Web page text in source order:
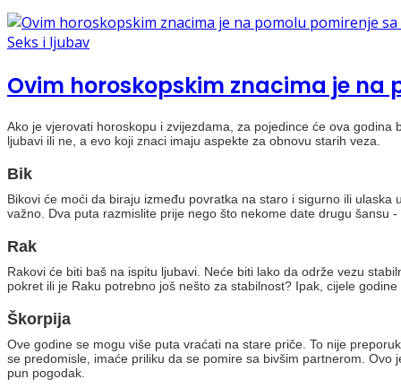
Seks i ljubav
Ovim horoskopskim znacima je
Ako je vjerovati horoskopu i zvijezdama, za pojedince će ova
ljubavi ili ne, a evo koji znaci imaju aspekte za obnovu starih veza.
Bik
Bikovi će moći da biraju između povratka na staro i sigurno ili
važno. Dva puta razmislite prije nego što nekome date drugu šansu
Rak
Rakovi će biti baš na ispitu ljubavi. Neće biti lako da održe vezu
pokret ili je Raku potrebno još nešto za stabilnost? Ipak, cijele
Škorpija
Ove godine se mogu više puta vraćati na stare priče. To nije
se predomisle, imaće priliku da se pomire sa bivšim partnerom.
pun pogodak.